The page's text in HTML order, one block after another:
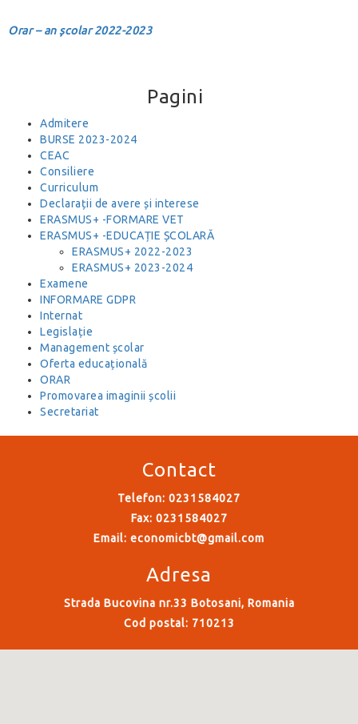
Orar – an școlar 2022-2023
Pagini
Admitere
BURSE 2023-2024
CEAC
Consiliere
Curriculum
Declarații de avere și interese
ERASMUS+ -FORMARE VET
ERASMUS+ -EDUCAȚIE ȘCOLARĂ
ERASMUS+ 2022-2023
ERASMUS+ 2023-2024
Examene
INFORMARE GDPR
Internat
Legislație
Management școlar
Oferta educațională
ORAR
Promovarea imaginii școlii
Secretariat
Contact
Telefon: 0231584027
Fax: 0231584027
Email: economicbt@gmail.com
Adresa
Strada Bucovina nr.33 Botosani, Romania
Cod postal: 710213